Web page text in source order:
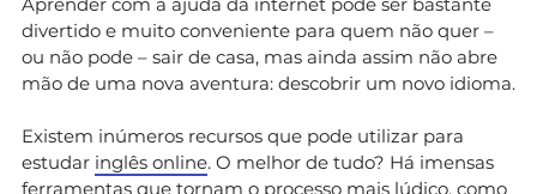
divertido e muito conveniente para quem não quer –
ou não pode – sair de casa, mas ainda assim não abre
mão de uma nova aventura: descobrir um novo idioma.
Existem inúmeros recursos que pode utilizar para
estudar inglês online. O melhor de tudo? Há imensas
ferramentas que tornam o processo mais lúdico, como